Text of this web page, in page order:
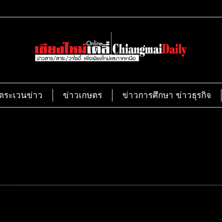
ระเวนข่าว ข่าวเกษตร ข่าวการศึกษา ข่าวธุรกิจ